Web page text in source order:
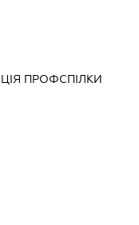
ПРОФСПІЛКИ